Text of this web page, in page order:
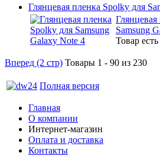
Глянцевая пленка Spolky для
Samsung
Товар
Вперед (2 стр) Товары 1 - 90 из 230
Полная версия
Главная
О компании
Интернет-магазин
Оплата и доставка
Контакты